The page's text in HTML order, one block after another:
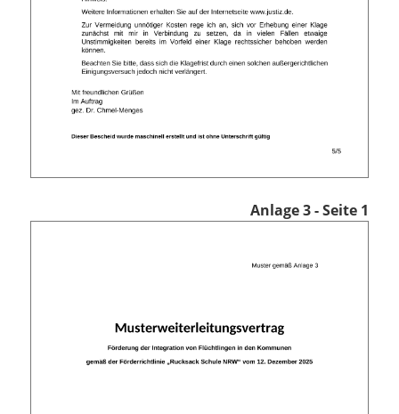
Anlage 3 - Seite 1